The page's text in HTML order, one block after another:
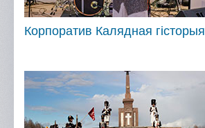
Корпоратив Калядная гісторыя